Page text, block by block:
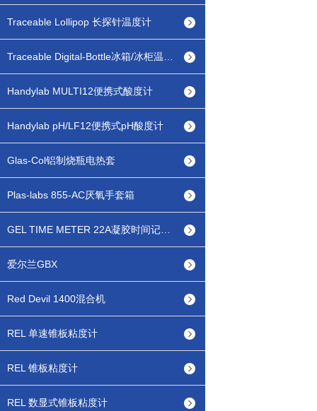
Traceable Lollipop 长探针温度计
Handylab MULTI12便携式酸度计
Handylab pH/LF12便携式pH酸度计
Glas-Col铝制烧瓶电热套
Plas-labs 855-AC厌氧手套箱
爱尔兰GBX
Red Devil 1400混合机
REL 单速锥板粘度计
REL 锥板粘度计
REL 数显式锥板粘度计